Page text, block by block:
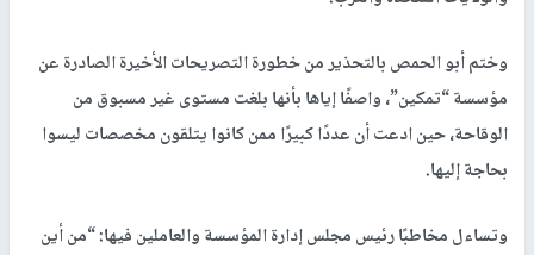
وختم أبو الحمص بالتحذير من خطورة التصريحات الأخيرة الصادرة عن
مؤسسة “تمكين”، واصفًا إياها بأنها بلغت مستوى غير مسبوق من
الوقاحة، حين ادعت أن عددًا كبيرًا ممن كانوا يتلقون مخصصات ليسوا
بحاجة إليها.
وتساءل مخاطبًا رئيس مجلس إدارة المؤسسة والعاملين فيها: “من أين